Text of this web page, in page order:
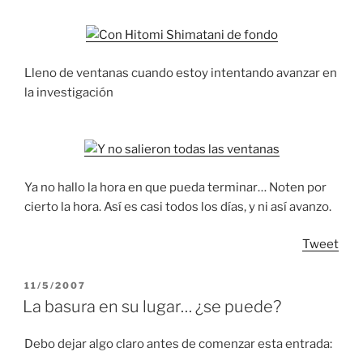
Lleno de ventanas cuando estoy intentando avanzar en
la investigación
Ya no hallo la hora en que pueda terminar… Noten por
cierto la hora. Así es casi todos los días, y ni así avanzo.
Tweet
POSTED
ON
11/5/2007
La basura en su lugar… ¿se puede?
Debo dejar algo claro antes de comenzar esta entrada: